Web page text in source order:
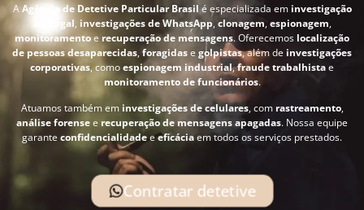
AAgência de Detetive Particular Brasil é especializada em investigação
conjugal, investigações de WhatsApp, clonagem,espionagem,
monitoramentoe recuperação de mensagens. Oferecemos localização
de pessoas desaparecidas, foragidase golpistas, além de investigações
corporativas, comoespionagem industrial,fraude trabalhistae
monitoramento de funcionários.
Atuamos também em investigações de celulares, com rastreamento,
análise forensee recuperação de mensagens apagadas. Nossa equipe
garante confidencialidadeeeficáciaem todos os serviços prestados.
Contratar detetive